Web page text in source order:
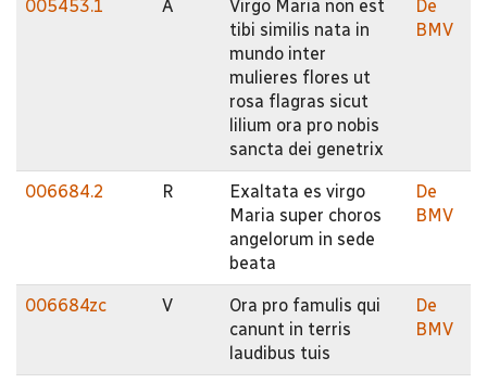
005453.1 A
Virgo Maria non est
tibi similis nata in
mundo inter
mulieres flores ut
rosa flagras sicut
lilium ora pro nobis
sancta dei genetrix
De
BMV
006684.2 R
Exaltata es virgo
Maria super choros
angelorum in sede
beata
De
BMV
006684zc V
Ora pro famulis qui
canunt in terris
laudibus tuis
De
BMV